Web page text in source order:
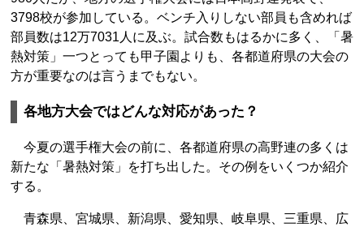
3798校が参加している。ベンチ入りしない部員も含めれば
部員数は12万7031人に及ぶ。試合数もはるかに多く、「暑
熱対策」一つとっても甲子園よりも、各都道府県の大会の
方が重要なのは言うまでもない。
各地方大会ではどんな対応があった？
今夏の選手権大会の前に、各都道府県の高野連の多くは
新たな「暑熱対策」を打ち出した。その例をいくつか紹介
する。
青森県、宮城県、新潟県、愛知県、岐阜県、三重県、広